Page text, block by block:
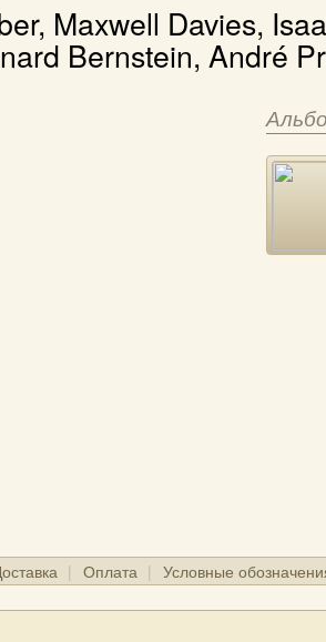
Maxwell Davies,
Bernstein, André
Оплата Условные